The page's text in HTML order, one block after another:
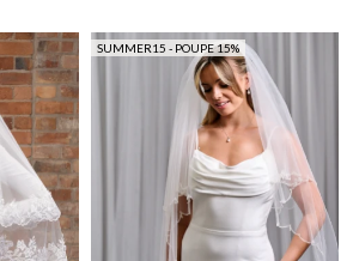
SUMMER15 - POUPE 15%